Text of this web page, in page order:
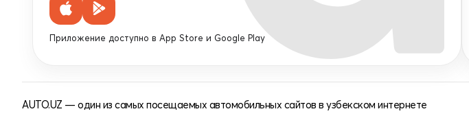
Приложение доступно в App Store и Google Play
AUTO.UZ — один из самых посещаемых автомобильных сайтов в узбекском интернете